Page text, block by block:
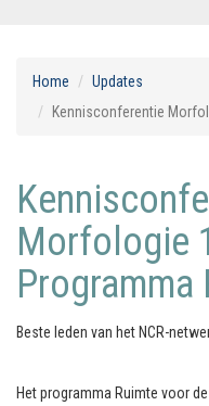
Home
Updates
Kennisconferentie
Morfologie
Programma
Beste leden van het NCR-
Het programma Ruimte voor